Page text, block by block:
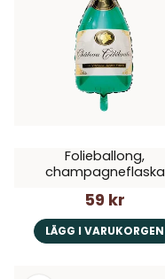
Folieballong,
champagneflaska
59 kr
LÄGG I VARUKORGEN